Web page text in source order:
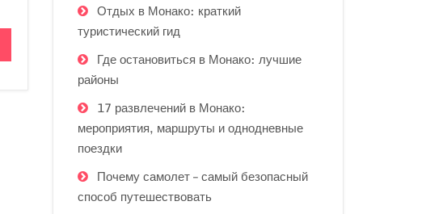
Отдых в Монако: краткий
туристический гид
Где остановиться в Монако: лучшие
районы
17 развлечений в Монако:
мероприятия, маршруты и однодневные
поездки
Почему самолет – самый безопасный
способ путешествовать